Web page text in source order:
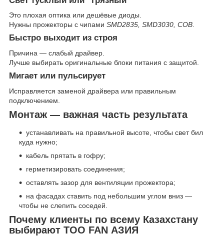
Это плохая оптика или дешёвые диоды.
Нужны прожекторы с чипами SMD2835, SMD3030, COB.
Быстро выходит из строя
Причина — слабый драйвер.
Лучше выбирать оригинальные блоки питания с защитой.
Мигает или пульсирует
Исправляется заменой драйвера или правильным
подключением.
Монтаж — важная часть результата
устанавливать на правильной высоте, чтобы свет бил
куда нужно;
кабель прятать в гофру;
герметизировать соединения;
оставлять зазор для вентиляции прожектора;
на фасадах ставить под небольшим углом вниз —
чтобы не слепить соседей.
Почему клиенты по всему Казахстану
выбирают ТОО FAN АЗИЯ